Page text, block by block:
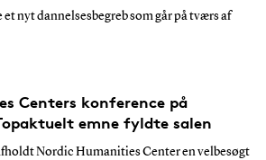
nyt dannelsesbegreb som går på tværs af
Centers konference på
emne fyldte salen
Nordic Humanities Center en velbesøgt